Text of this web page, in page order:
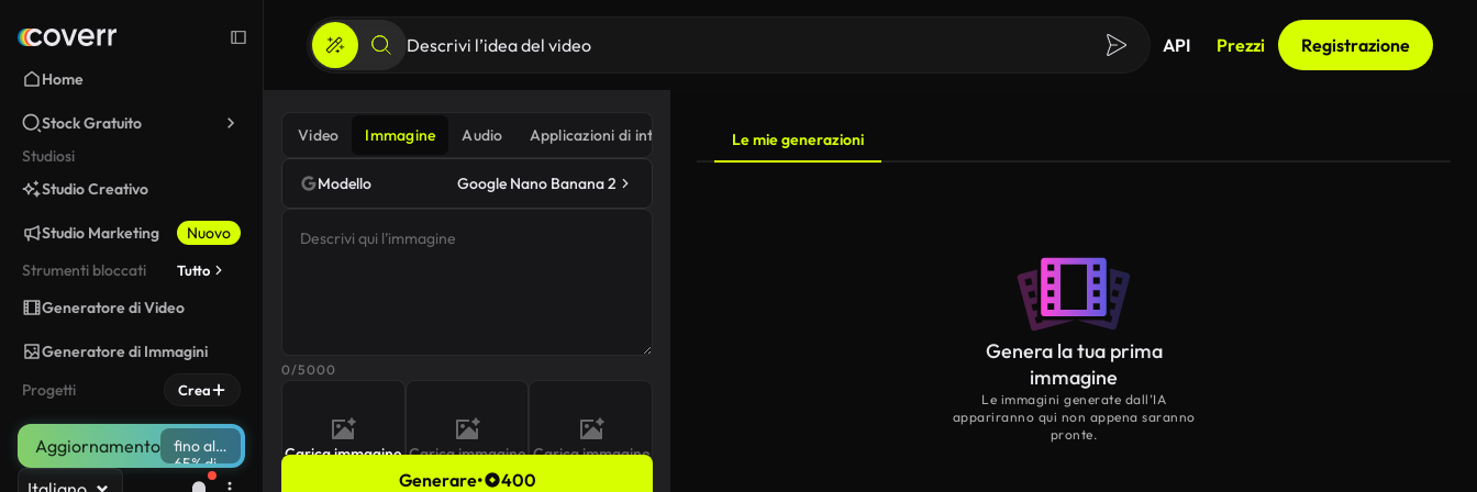
Home
Stock Gratuito
Studiosi
Studio Creativo
Studio Marketing
Nuovo
Strumenti bloccati
Tutto
Generatore di Video
Generatore di Immagini
Progetti
Crea
Aggiornamento
fino al
65% di
sconto
API Prezzi Registrazione
Video Immagine Audio Applicazioni di intelligenza artificiale
Modello Google Nano Banana 2
0/5000
Carica immagine Carica immagine Carica immagine
Generare• 400
Le mie generazioni
Genera la tua prima
immagine
Le immagini generate dall’IA
appariranno qui non appena saranno
pronte.